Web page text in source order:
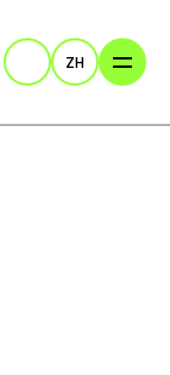
Search
ZH